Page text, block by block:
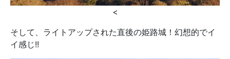
<
そして、ライトアップされた直後の姫路城！幻想的でイ
イ感じ!!